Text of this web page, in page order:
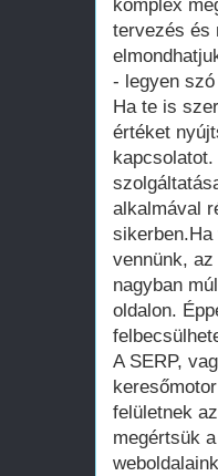
komplex
tervezés és
- legyen
Ha te is
értéket
alkalmával
vennünk,
nagyban
oldalon.
A SERP,
felületnek
megértsük